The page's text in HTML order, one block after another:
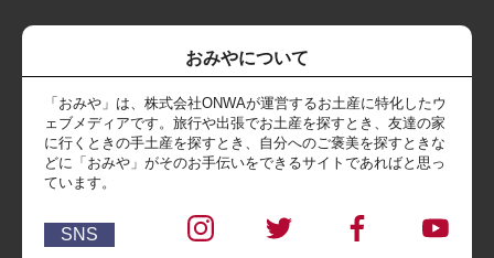
おみやについて
「おみや」は、株式会社ONWAが運営するお土産に特化したウ
ェブメディアです。旅行や出張でお土産を探すとき、友達の家
に行くときの手土産を探すとき、自分へのご褒美を探すときな
どに「おみや」がそのお手伝いをできるサイトであればと思っ
ています。
SNS